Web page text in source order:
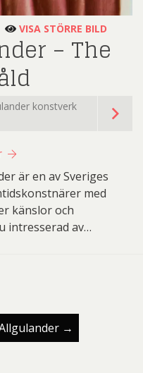
VISA STÖRRE BILD
– The
konstverk
är en av Sveriges
med
känslor och
intresserad av…
→